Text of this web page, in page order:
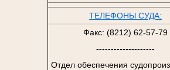
ТЕЛЕФОНЫ СУДА:
Факс: (8212) 62-57-79
--------------------
Отдел обеспечения